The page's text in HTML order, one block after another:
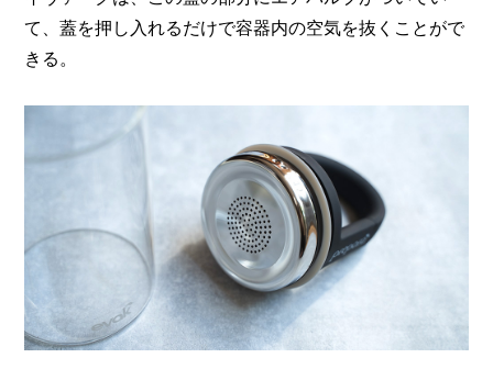
て、 蓋を押し入れるだけで容器内の空気を抜くことがで
きる。